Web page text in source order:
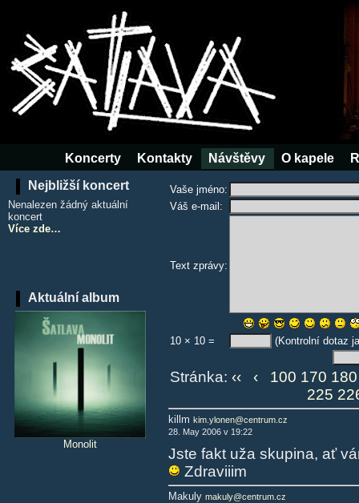
Koncerty Kontakty Návštěvy O kapele
Nejbližší koncert
Nenalezen žádný aktuální
koncert
Více zde…
Aktuální album
Monolit
Vaše jméno:
Váš e-mail:
Text zprávy:
10 × 10 = (Kontrolní dotaz
Stránka: ‹‹ ‹ 100 170 180
225
killm kim.ylonen@centrum.cz
28. May 2006 v 19:22
Jste fakt uža skupina, ať
Zdraviiim
Makuly makuly@centrum.cz